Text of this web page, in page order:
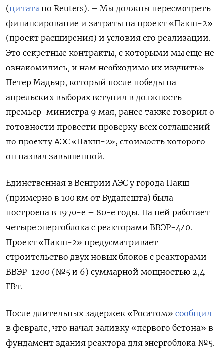
(цитата по Reuters). – Мы должны пересмотреть
финансирование и затраты на проект «Пакш-2»
(проект расширения) и условия его реализации.
Это секретные контракты, с которыми мы еще не
ознакомились, и нам необходимо их изучить».
Петер Мадьяр, который после победы на
апрельских выборах вступил в должность
премьер-министра 9 мая, ранее также говорил о
готовности провести проверку всех соглашений
по проекту АЭС «Пакш-2», стоимость которого
он назвал завышенной.
Единственная в Венгрии АЭС у города Пакш
(примерно в 100 км от Будапешта) была
построена в 1970-е – 80-е годы. На ней работает
четыре энергоблока с реакторами ВВЭР-440.
Проект «Пакш-2» предусматривает
строительство двух новых блоков с реакторами
ВВЭР-1200 (№5 и 6) суммарной мощностью 2,4
ГВт.
После длительных задержек «Росатом» сообщил
в феврале, что начал заливку «первого бетона» в
фундамент здания реактора для энергоблока №5.